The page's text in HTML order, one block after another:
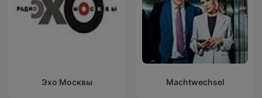
Эхо Москвы Machtwechsel